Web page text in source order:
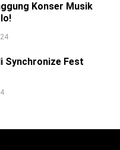
Konser Musik
Synchronize Fest